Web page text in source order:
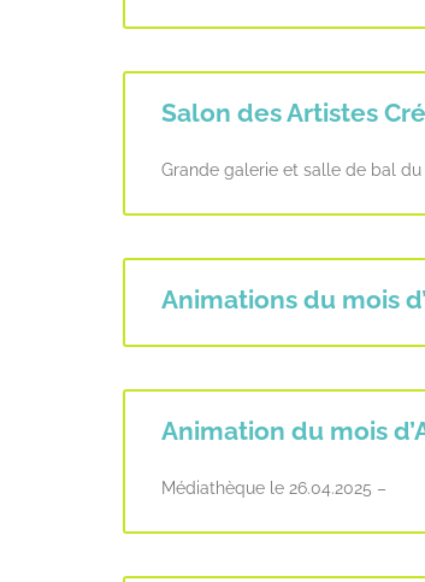
Salon des Artistes
Grande galerie et salle de bal du
Animations du mois
Animation du mois
Médiathèque le 26.04.2025 –